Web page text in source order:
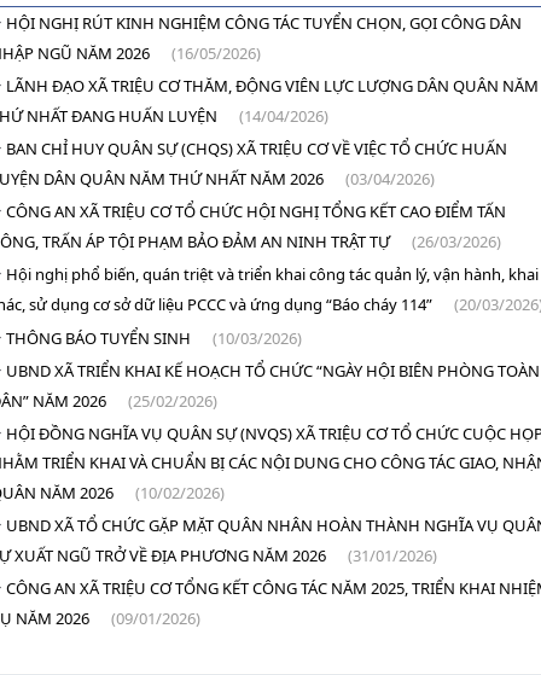
HỘI NGHỊ RÚT KINH NGHIỆM CÔNG TÁC TUYỂN CHỌN, GỌI CÔNG DÂN
NGŨ NĂM 2026
(16/05/2026)
LÃNH ĐẠO XÃ TRIỆU CƠ THĂM, ĐỘNG VIÊN LỰC LƯỢNG DÂN QUÂN NĂM
NHẤT ĐANG HUẤN LUYỆN
(14/04/2026)
BAN CHỈ HUY QUÂN SỰ (CHQS) XÃ TRIỆU CƠ VỀ VIỆC TỔ CHỨC HUẤN
DÂN QUÂN NĂM THỨ NHẤT NĂM 2026
(03/04/2026)
CÔNG AN XÃ TRIỆU CƠ TỔ CHỨC HỘI NGHỊ TỔNG KẾT CAO ĐIỂM TẤN
TRẤN ÁP TỘI PHẠM BẢO ĐẢM AN NINH TRẬT TỰ
(26/03/2026)
Hội nghị phổ biến, quán triệt và triển khai công tác quản lý, vận hành, khai
sử dụng cơ sở dữ liệu PCCC và ứng dụng “Báo cháy 114”
(20/03/
THÔNG BÁO TUYỂN SINH
(10/03/2026)
UBND XÃ TRIỂN KHAI KẾ HOẠCH TỔ CHỨC “NGÀY HỘI BIÊN PHÒNG TOÀN
NĂM 2026
(25/02/2026)
HỘI ĐỒNG NGHĨA VỤ QUÂN SỰ (NVQS) XÃ TRIỆU CƠ TỔ CHỨC CUỘC
TRIỂN KHAI VÀ CHUẨN BỊ CÁC NỘI DUNG CHO CÔNG TÁC GIAO,
NĂM 2026
(10/02/2026)
UBND XÃ TỔ CHỨC GẶP MẶT QUÂN NHÂN HOÀN THÀNH NGHĨA VỤ
XUẤT NGŨ TRỞ VỀ ĐỊA PHƯƠNG NĂM 2026
(31/01/2026)
CÔNG AN XÃ TRIỆU CƠ TỔNG KẾT CÔNG TÁC NĂM 2025, TRIỂN KHAI
NĂM 2026
(09/01/2026)